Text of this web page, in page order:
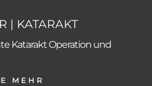
| KATARAKT
Katarakt Operation und
MEHR